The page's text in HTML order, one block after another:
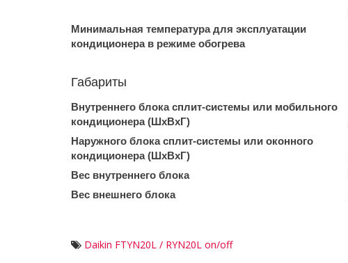
Минимальная температура для эксплуатации
кондиционера в режиме обогрева
Габариты
Внутреннего блока сплит-системы или мобильного
кондиционера (ШxВxГ)
Наружного блока сплит-системы или оконного
кондиционера (ШxВxГ)
Вес внутреннего блока
Вес внешнего блока
Daikin FTYN20L / RYN20L on/off